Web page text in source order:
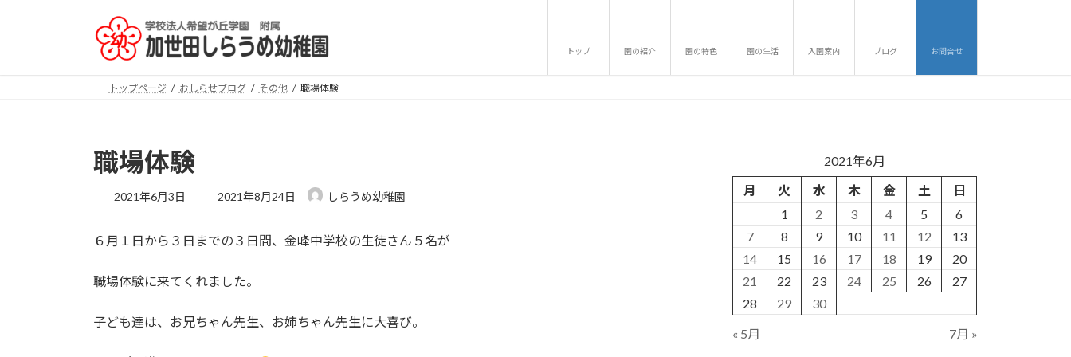
トップ 園の紹介 園の特色 園の生活 入園案内 ブログ お問合せ
トップページ おしらせブログ その他 職場体験
職場体験
2021年6月3日
最
新
時
:
2021年8月24日 しらうめ幼稚園
６月１日から３日までの３日間、金峰中学校の生徒さん５名が
職場体験に来てくれました。
子ども達は、お兄ちゃん先生、お姉ちゃん先生に大喜び。
2021年6月
月
火 水 木 金 土
日
1
2 3 4 5
6
7
8 9 10 11 12
13
14
15 16 17 18 19
20
21
22 23 24 25 26
27
28
29 30
« 5月 7月 »